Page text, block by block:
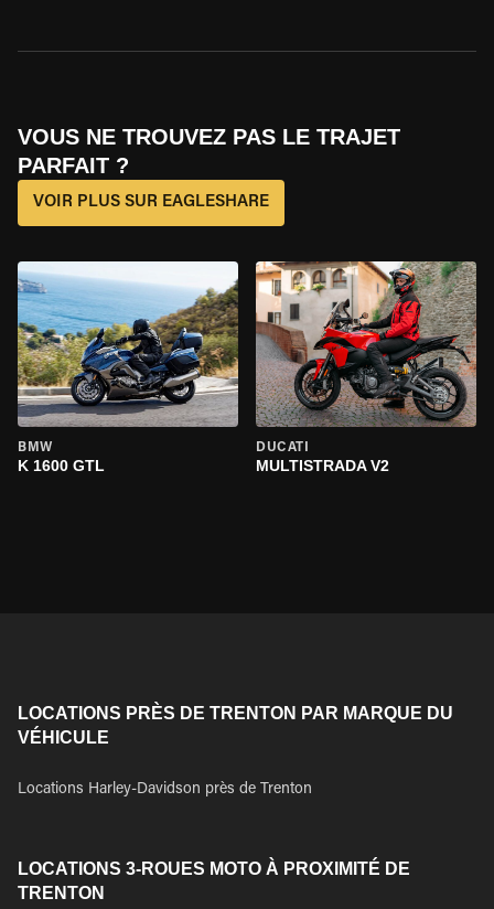
VOUS NE TROUVEZ PAS LE TRAJET
PARFAIT ?
VOIR PLUS SUR EAGLESHARE
BMW
K 1600 GTL
DUCATI
MULTISTRADA V2
LOCATIONS PRÈS DE TRENTON PAR MARQUE DU
VÉHICULE
Locations Harley-Davidson près de Trenton
LOCATIONS 3-ROUES MOTO À PROXIMITÉ DE
TRENTON